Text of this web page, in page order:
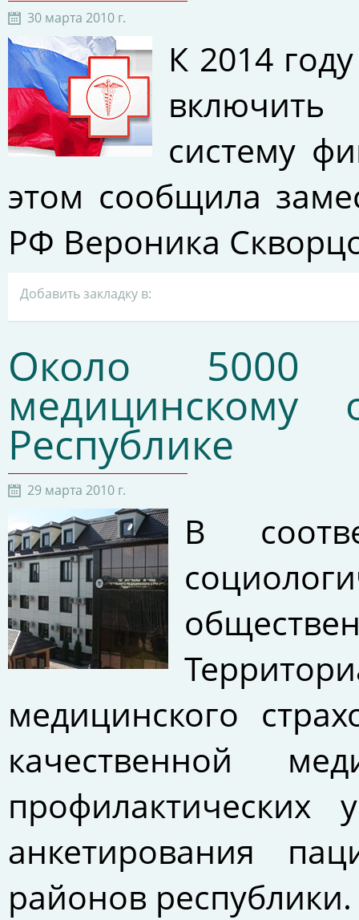
30 марта 2010 г.
К 2014
систему
этом сообщила
РФ Вероника
Добавить закладку в:
Около 5000
медицинскому
Республике
29 марта 2010 г.
В
медицинского
качественной
анкетирования
районов республики.